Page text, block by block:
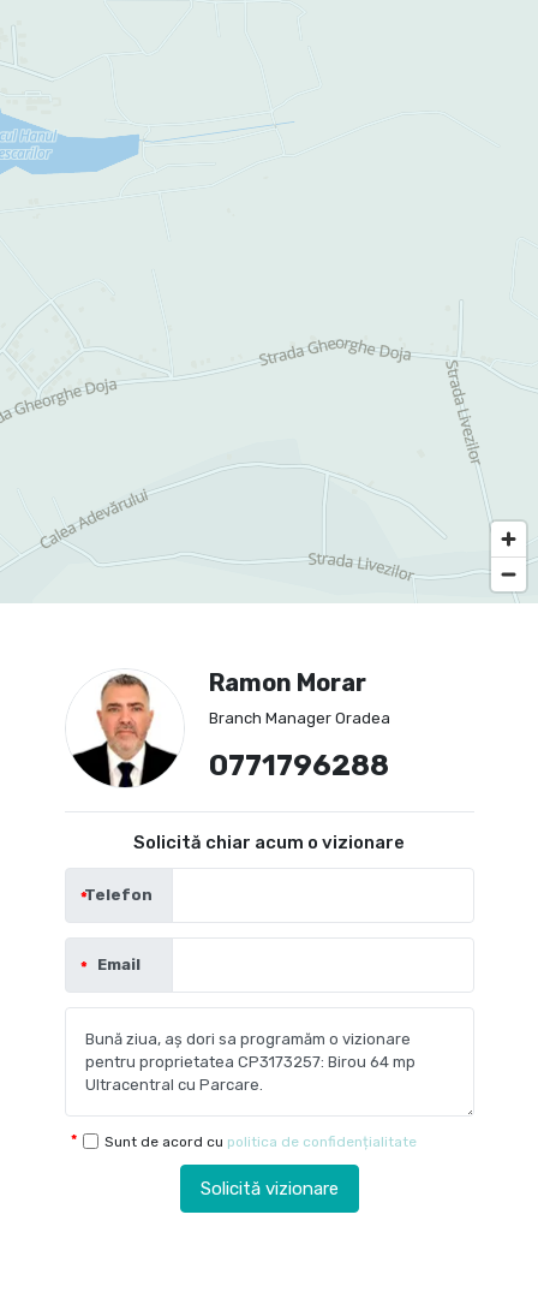
Ramon Morar
Branch Manager Oradea
0771796288
Solicită chiar acum o vizionare
Telefon
Email
Sunt de acord cu politica de confidențialitate
Solicită vizionare